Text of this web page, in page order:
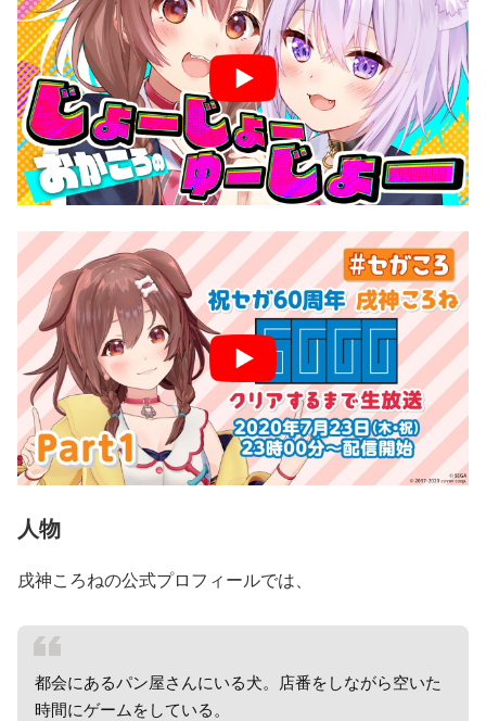
人物
戌神ころねの公式プロフィールでは、
都会にあるパン屋さんにいる犬。店番をしながら空いた
時間にゲームをしている。